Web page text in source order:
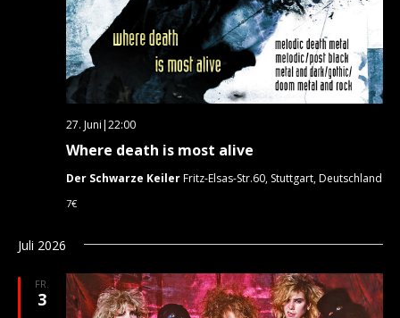
Where death is most alive
27. Juni|22:00
Der Schwarze KeilerFritz-Elsas-Str.60, Stuttgart, Deutschland
7€
Juli 2026
FR.
3